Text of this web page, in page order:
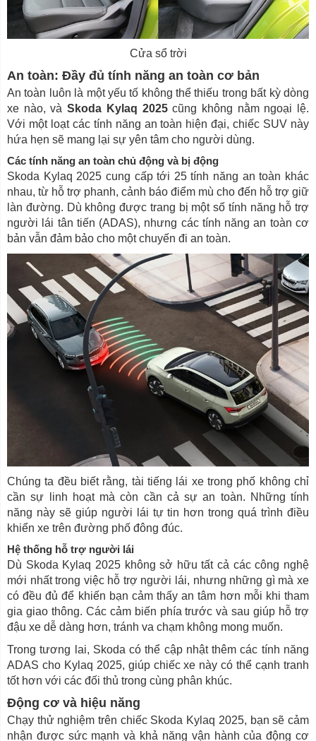
Cửa sổ trời
An toàn: Đầy đủ tính năng an toàn cơ bản
An toàn luôn là một yếu tố không thể thiếu trong bất kỳ dòng
xe nào, vàSkoda Kylaq 2025cũng không nằm ngoại lệ.
Với một loạt các tính năng an toàn hiện đại, chiếc SUV này
hứa hẹn sẽ mang lại sự yên tâm cho người dùng.
Các tính năng an toàn chủ động và bị động
Skoda Kylaq 2025 cung cấp tới 25 tính năng an toàn khác
nhau, từ hỗ trợ phanh, cảnh báo điểm mù cho đến hỗ trợ giữ
làn đường. Dù không được trang bị một số tính năng hỗ trợ
người lái tân tiến (ADAS), nhưng các tính năng an toàn cơ
bản vẫn đảm bảo cho một chuyến đi an toàn.
Chúng ta đều biết rằng, tài tiếng lái xe trong phố không chỉ
cần sự linh hoạt mà còn cần cả sự an toàn. Những tính
năng này sẽ giúp người lái tự tin hơn trong quá trình điều
khiển xe trên đường phố đông đúc.
Hệ thống hỗ trợ người lái
Dù Skoda Kylaq 2025 không sở hữu tất cả các công nghệ
mới nhất trong việc hỗ trợ người lái, nhưng những gì mà xe
có đều đủ để khiến bạn cảm thấy an tâm hơn mỗi khi tham
gia giao thông. Các cảm biến phía trước và sau giúp hỗ trợ
đậu xe dễ dàng hơn, tránh va chạm không mong muốn.
Trong tương lai, Skoda có thể cập nhật thêm các tính năng
ADAS cho Kylaq 2025, giúp chiếc xe này có thể cạnh tranh
tốt hơn với các đối thủ trong cùng phân khúc.
Động cơ và hiệu năng
Chạy thử nghiệm trên chiếc Skoda Kylaq 2025, bạn sẽ cảm
nhận được sức mạnh và khả năng vận hành của động cơ